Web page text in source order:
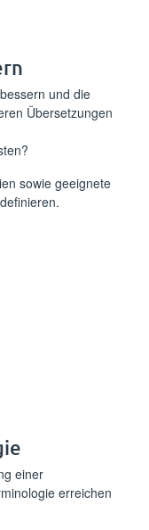
und die
Übersetzungen
sowie geeignete
einer
erreichen